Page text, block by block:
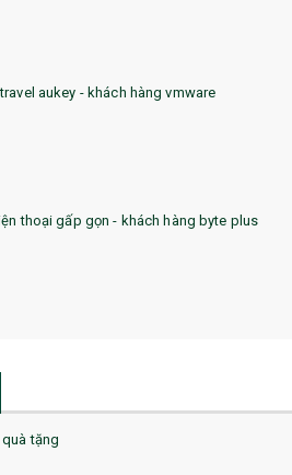
aukey - khách hàng vmware
thoại gấp gọn - khách hàng byte plus
tặng